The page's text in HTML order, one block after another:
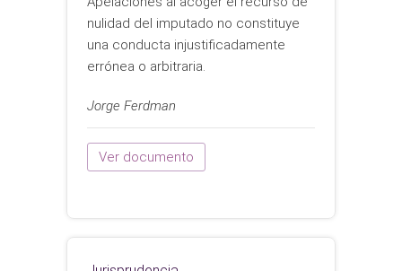
nulidad del imputado no constituye
una conducta injustificadamente
errónea o arbitraria.
Jorge Ferdman
Ver documento